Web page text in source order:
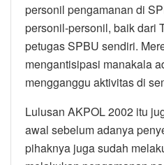
personil pengamanan di
personil-personil, baik dari
petugas SPBU sendiri.
mengantisipasi manakala
mengganggu aktivitas di
Lulusan AKPOL 2002 itu
awal sebelum adanya
pihaknya juga sudah